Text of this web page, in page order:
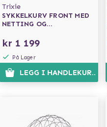
Trixie
SYKKELKURV FRONT MED
NETTING OG
SVART
kr 1 199
På Lager
LEGG I HANDLEKURVEN